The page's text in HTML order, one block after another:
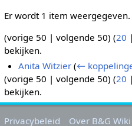
Er wordt 1 item weergegeven.
(vorige 50 | volgende 50) (20 |
bekijken.
Anita Witzier (←
(vorige 50 | volgende 50) (20 |
bekijken.
Privacybeleid Over B&G Wiki